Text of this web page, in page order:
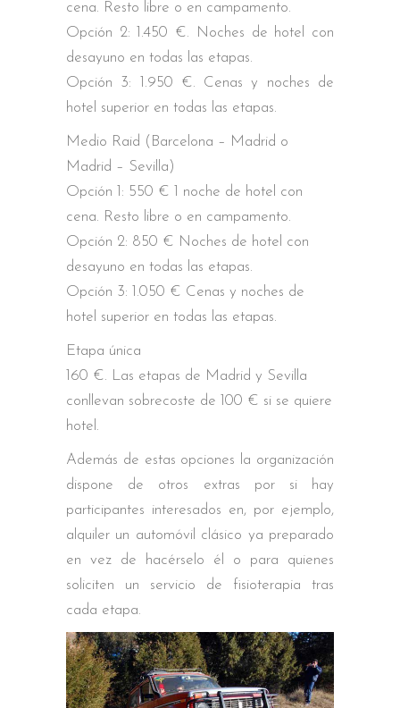
cena. Resto libre o en campamento.
Opción 2: 1.450 €. Noches de hotel con
desayuno en todas las etapas.
Opción 3: 1.950 €. Cenas y noches de
hotel superior en todas las etapas.
Medio Raid (Barcelona – Madrid o
Madrid – Sevilla)
Opción 1: 550 € 1 noche de hotel con
cena. Resto libre o en campamento.
Opción 2: 850 € Noches de hotel con
desayuno en todas las etapas.
Opción 3: 1.050 € Cenas y noches de
hotel superior en todas las etapas.
Etapa única
160 €. Las etapas de Madrid y Sevilla
conllevan sobrecoste de 100 € si se quiere
hotel.
Además de estas opciones la organización
dispone de otros extras por si hay
participantes interesados en, por ejemplo,
alquiler un automóvil clásico ya preparado
en vez de hacérselo él o para quienes
soliciten un servicio de fisioterapia tras
cada etapa.